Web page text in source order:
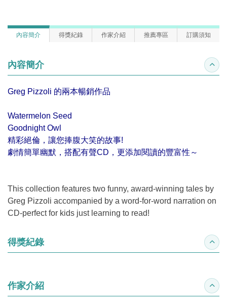
內容簡介 得獎紀錄 作家介紹 推薦專區 訂購須知
內容簡介 收合
Greg Pizzoli 的兩本暢銷作品
Watermelon Seed
Goodnight Owl
精彩絕倫，讓您捧腹大笑的故事!
劇情簡單幽默，搭配有聲CD，更添加閱讀的豐富性～
This collection features two funny, award-winning tales by
Greg Pizzoli accompanied by a word-for-word narration on
CD-perfect for kids just learning to read!
得獎紀錄 收合
作家介紹 收合